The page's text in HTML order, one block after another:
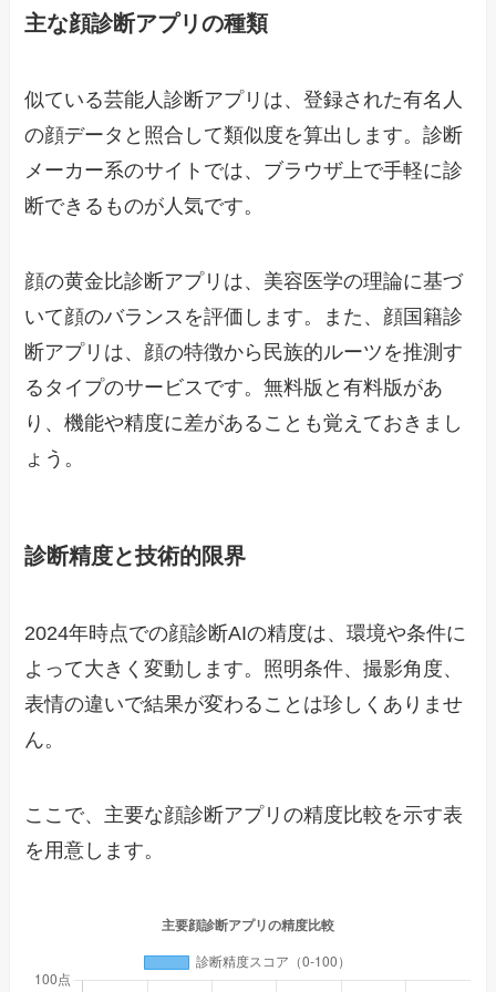
主な顔診断アプリの種類
似ている芸能人診断アプリは、登録された有名人
の顔データと照合して類似度を算出します。診断
メーカー系のサイトでは、ブラウザ上で手軽に診
断できるものが人気です。
顔の黄金比診断アプリは、美容医学の理論に基づ
いて顔のバランスを評価します。また、顔国籍診
断アプリは、顔の特徴から民族的ルーツを推測す
るタイプのサービスです。無料版と有料版があ
り、機能や精度に差があることも覚えておきまし
ょう。
診断精度と技術的限界
2024年時点での顔診断AIの精度は、環境や条件に
よって大きく変動します。照明条件、撮影角度、
表情の違いで結果が変わることは珍しくありませ
ん。
ここで、主要な顔診断アプリの精度比較を示す表
を用意します。